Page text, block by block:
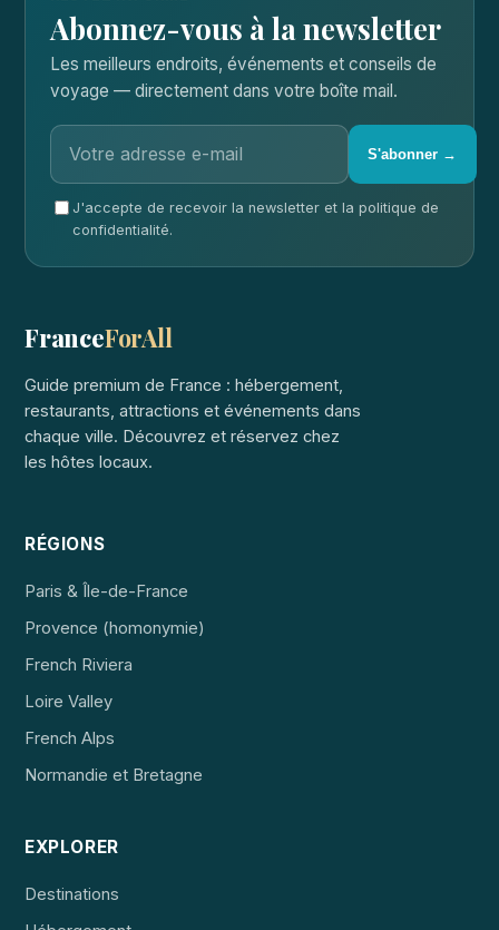
Abonnez-vous à la newsletter
Les meilleurs endroits, événements et conseils de
voyage — directement dans votre boîte mail.
S'abonner →
J'accepte de recevoir la newsletter et la politique de
confidentialité.
FranceForAll
Guide premium de France : hébergement,
restaurants, attractions et événements dans
chaque ville. Découvrez et réservez chez
les hôtes locaux.
RÉGIONS
Paris & Île-de-France
Provence (homonymie)
French Riviera
Loire Valley
French Alps
Normandie et Bretagne
EXPLORER
Destinations